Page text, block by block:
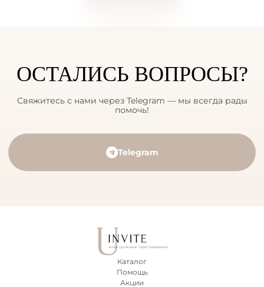
ОСТАЛИСЬ ВОПРОСЫ?
Свяжитесь с нами через Telegram — мы всегда рады
помочь!
Telegram
Каталог
Помощь
Акции